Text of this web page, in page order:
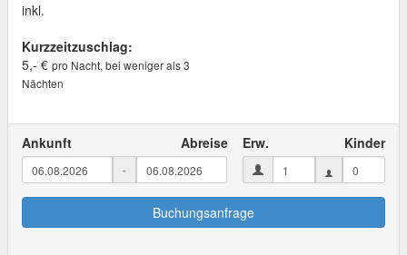
inkl.
Kurzzeitzuschlag:
5,- € pro Nacht, bei weniger als 3
Nächten
Ankunft Abreise
-
Erw. Kinder
Buchungsanfrage